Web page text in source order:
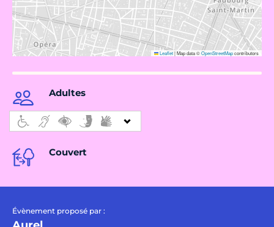
Leaflet|Map data ©OpenStreetMapcontributors
Adultes
Couvert
Évènement proposé par :